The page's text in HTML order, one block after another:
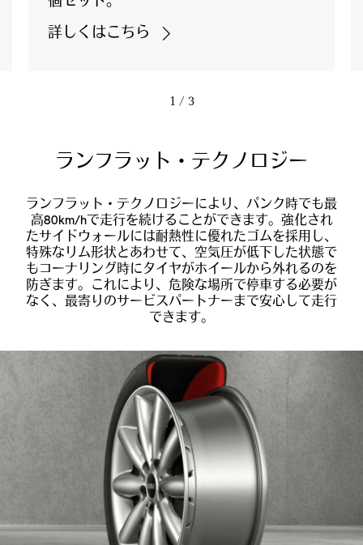
詳しくはこちら
1 / 3
ランフラット・テクノロジー
ランフラット・テクノロジーにより、パンク時でも最
高80km/hで走行を続けることができます。強化され
たサイドウォールには耐熱性に優れたゴムを採用し、
特殊なリム形状とあわせて、空気圧が低下した状態で
もコーナリング時にタイヤがホイールから外れるのを
防ぎます。これにより、危険な場所で停車する必要が
なく、最寄りのサービスパートナーまで安心して走行
できます。